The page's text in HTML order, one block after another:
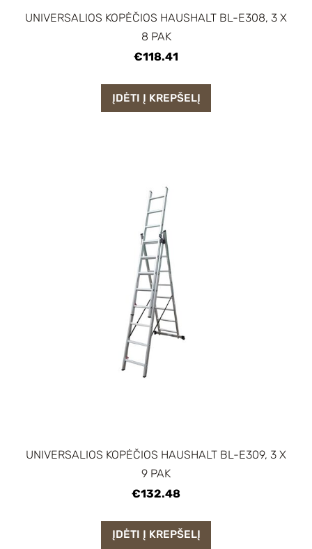
UNIVERSALIOS KOPĖČIOS HAUSHALT BL-E308, 3 X
8 PAK
€118.41
ĮDĖTI Į KREPŠELĮ
UNIVERSALIOS KOPĖČIOS HAUSHALT BL-E309, 3 X
9 PAK
€132.48
ĮDĖTI Į KREPŠELĮ